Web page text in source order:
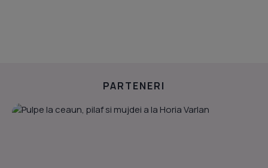
PARTENERI